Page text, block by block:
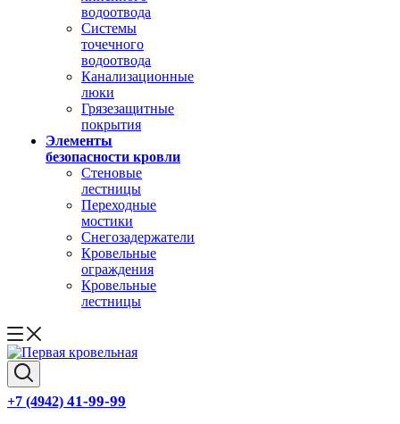
водоотвода
Системы
точечного
водоотвода
Канализационные
люки
Грязезащитные
покрытия
Элементы
безопасности кровли
Стеновые
лестницы
Переходные
мостики
Снегозадержатели
Кровельные
ограждения
Кровельные
лестницы
+7 (4942) 41-99-99